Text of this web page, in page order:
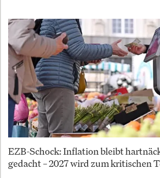
EZB-Schock: Inflation bleibt
gedacht – 2027 wird zum kritischen